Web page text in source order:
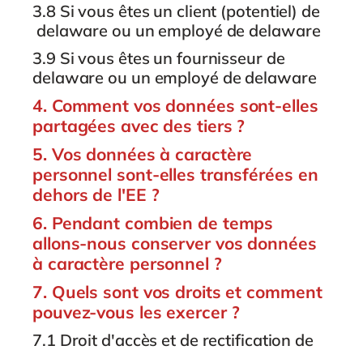
3.8 Si vous êtes un client (potentiel) de
delaware ou un employé de delaware
3.9 Si vous êtes un fournisseur de
delaware ou un employé de delaware
4. Comment vos données sont-elles
partagées avec des tiers ?
5. Vos données à caractère
personnel sont-elles transférées en
dehors de l'EE ?
6. Pendant combien de temps
allons-nous conserver vos données
à caractère personnel ?
7. Quels sont vos droits et comment
pouvez-vous les exercer ?
7.1 Droit d'accès et de rectification de